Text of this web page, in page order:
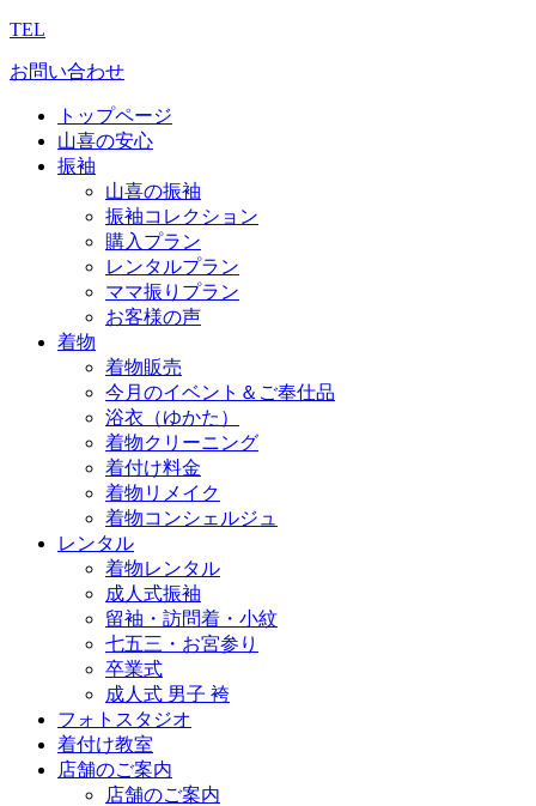
TEL
お問い合わせ
トップページ
山喜の安心
振袖
山喜の振袖
振袖コレクション
購入プラン
レンタルプラン
ママ振りプラン
お客様の声
着物
着物販売
今月のイベント＆ご奉仕品
浴衣（ゆかた）
着物クリーニング
着付け料金
着物リメイク
着物コンシェルジュ
レンタル
着物レンタル
成人式振袖
留袖・訪問着・小紋
七五三・お宮参り
卒業式
成人式 男子 袴
フォトスタジオ
着付け教室
店舗のご案内
店舗のご案内